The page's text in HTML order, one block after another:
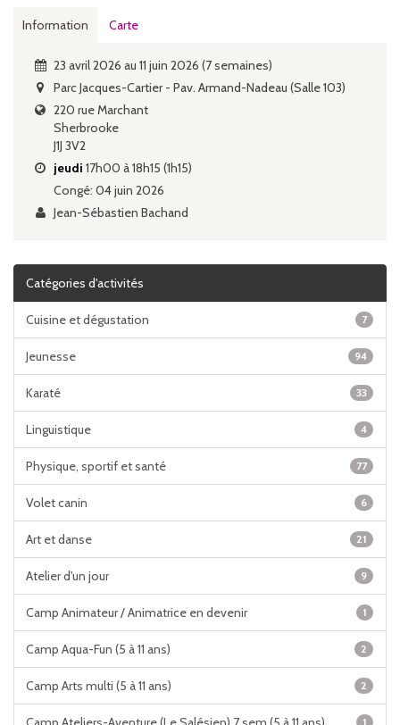
Information Carte
23 avril 2026 au 11 juin 2026 (7 semaines)
Parc Jacques-Cartier - Pav. Armand-Nadeau (Salle 103)
220 rue Marchant
Sherbrooke
J1J 3V2
jeudi 17h00 à 18h15 (1h15)
Congé: 04 juin 2026
Jean-Sébastien Bachand
Catégories d'activités
Cuisine et dégustation 7
Jeunesse 94
Karaté 33
Linguistique 4
Physique, sportif et santé 77
Volet canin 6
Art et danse 21
Atelier d'un jour 9
Camp Animateur / Animatrice en devenir 1
Camp Aqua-Fun (5 à 11 ans) 2
Camp Arts multi (5 à 11 ans) 2
1